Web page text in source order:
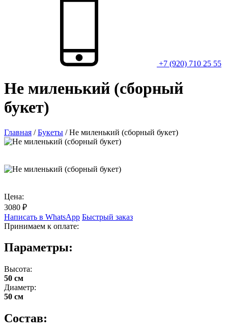
+7 (920) 710 25 55
Не миленький (сборный
букет)
Главная /Букеты /Не миленький (сборный букет)
Цена:
3080 ₽
Написать в WhatsApp Быстрый заказ
Принимаем к оплате:
Параметры:
Высота:
50 см
Диаметр:
50 см
Состав: